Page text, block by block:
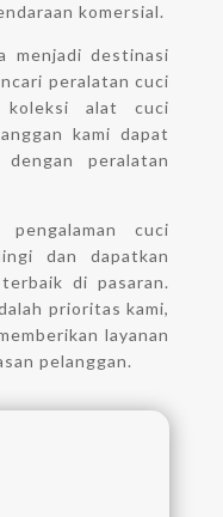
komersial.
menjadi destinasi
peralatan cuci
koleksi alat cuci
kami dapat
peralatan
cuci
dan dapatkan
di pasaran.
prioritas kami,
layanan
pelanggan.